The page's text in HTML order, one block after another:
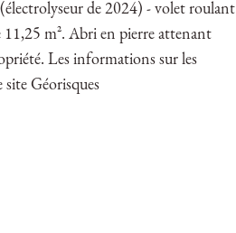
de 2024) - volet roulant
11,25 m². Abri en pierre attenant
Les informations sur les
site Géorisques